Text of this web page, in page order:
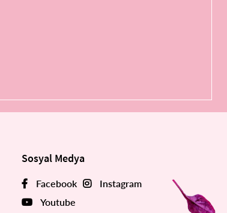
Sosyal Medya
Facebook
Instagram
Youtube